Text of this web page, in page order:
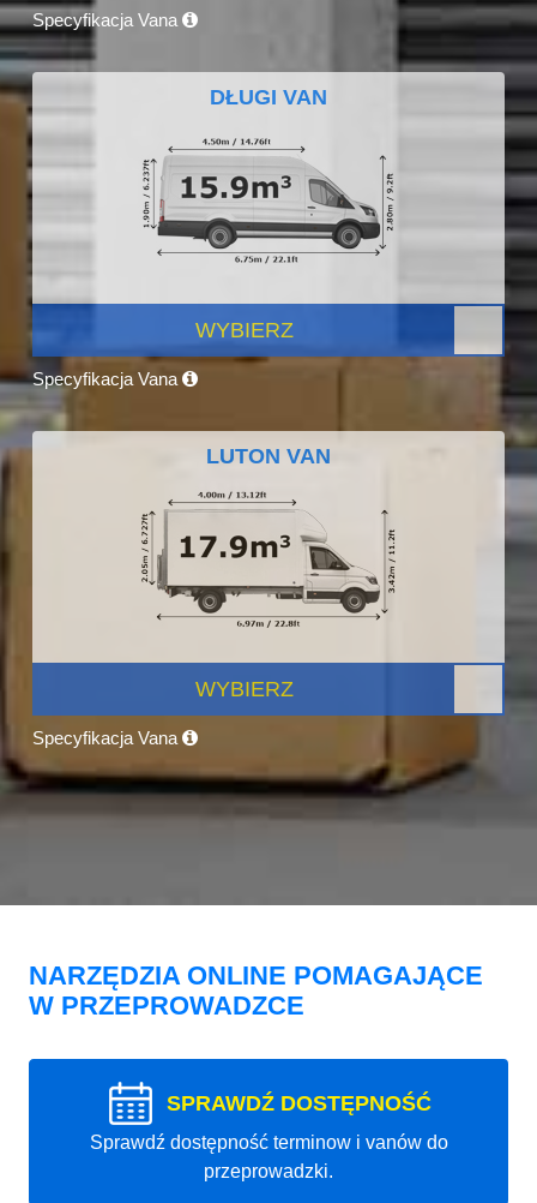
Specyfikacja Vana
DŁUGI VAN
WYBIERZ
Specyfikacja Vana
LUTON VAN
WYBIERZ
Specyfikacja Vana
NARZĘDZIA ONLINE POMAGAJĄCE
W PRZEPROWADZCE
SPRAWDŹ DOSTĘPNOŚĆ
Sprawdź dostępność terminow i vanów do
przeprowadzki.